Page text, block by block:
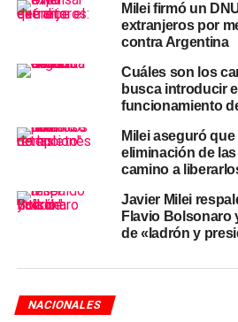
mientras que sus consumos con
y $6 millones por mes.
Tarjetas de
otros gastos bajo
La causa también analiza
de al menos dos colaboradores
ellas la adquisición de dos
y un monitor gamer, además de
ocho millones de pesos en
empleados que prestaban sus
Milei firmó un
extranjeros por
contra Argentina
Cuáles son los
busca introducir
funcionamiento
Milei aseguró
eliminación de
camino a
Javier Milei
Flavio Bolsonaro
de «ladrón y
NACIONALES